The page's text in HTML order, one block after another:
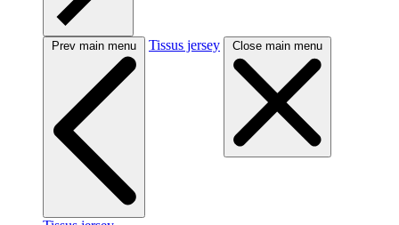
Prev main menu Tissus jersey Close main menu